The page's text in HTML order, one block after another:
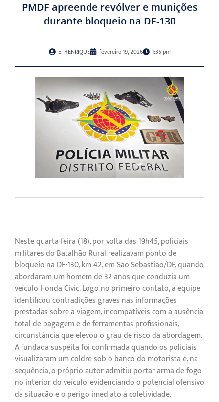
PMDF apreende revólver e munições
durante bloqueio na DF-130
E. HENRIQUE fevereiro 19, 2026 1:35 pm
Neste quarta-feira (18), por volta das 19h45, policiais
militares do Batalhão Rural realizavam ponto de
bloqueio na DF-130, km 42, em São Sebastião/DF, quando
abordaram um homem de 32 anos que conduzia um
veículo Honda Civic. Logo no primeiro contato, a equipe
identificou contradições graves nas informações
prestadas sobre a viagem, incompatíveis com a ausência
total de bagagem e de ferramentas profissionais,
circunstância que elevou o grau de risco da abordagem.
A fundada suspeita foi confirmada quando os policiais
visualizaram um coldre sob o banco do motorista e, na
sequência, o próprio autor admitiu portar arma de fogo
no interior do veículo, evidenciando o potencial ofensivo
da situação e o perigo imediato à coletividade.